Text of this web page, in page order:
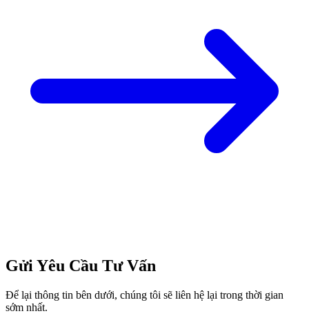
Gửi Yêu Cầu Tư Vấn
Để lại thông tin bên dưới, chúng tôi sẽ liên hệ lại trong thời gian
sớm nhất.